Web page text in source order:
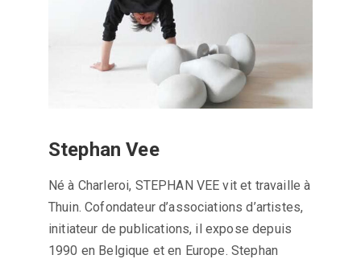
Stephan Vee
Né à Charleroi, STEPHAN VEE vit et travaille à
Thuin. Cofondateur d’associations d’artistes,
initiateur de publications, il expose depuis
1990 en Belgique et en Europe. Stephan